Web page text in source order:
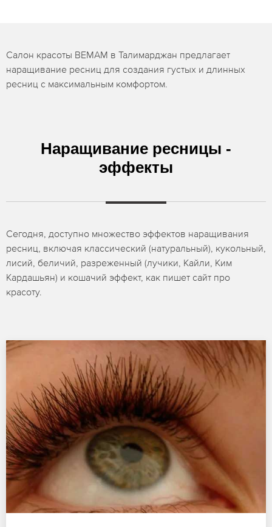
Салон красоты BEMAM в Талимарджан предлагает
наращивание ресниц для создания густых и длинных
ресниц с максимальным комфортом.
Наращивание ресницы -
эффекты
Сегодня, доступно множество эффектов наращивания
ресниц, включая классический (натуральный), кукольный,
лисий, беличий, разреженный (лучики, Кайли, Ким
Кардашьян) и кошачий эффект, как пишет сайт про
красоту.